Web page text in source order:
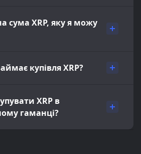
сума XRP, яку я можу
купівля XRP?
XRP в
гаманці?